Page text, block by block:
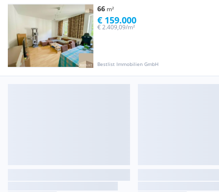
66 m²
Bestlist Immobilien GmbH
€ 2.409,09/m²
€ 159.000